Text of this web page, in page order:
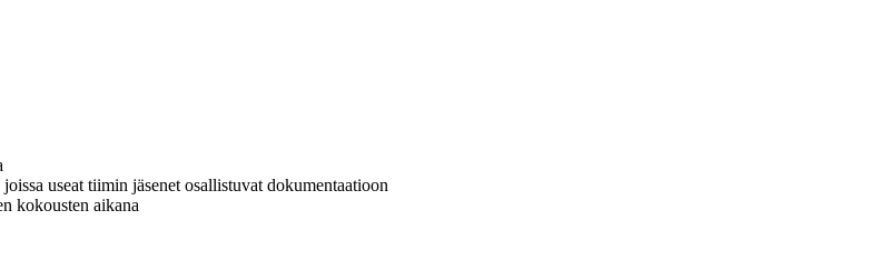
useat tiimin jäsenet osallistuvat dokumentaatioon
kokousten aikana